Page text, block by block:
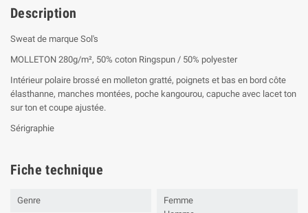
Description
Sweat de marque Sol's
MOLLETON 280g/m², 50% coton Ringspun / 50% polyester
Intérieur polaire brossé en molleton gratté, poignets et bas en bord côte
élasthanne, manches montées, poche kangourou, capuche avec lacet ton
sur ton et coupe ajustée.
Sérigraphie
Fiche technique
Genre
Femme